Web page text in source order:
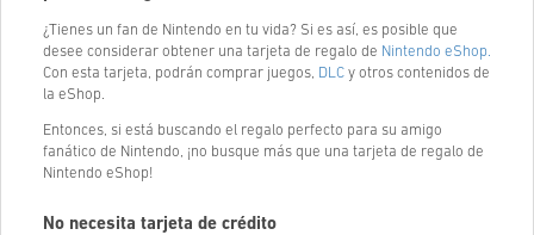
¿Tienes un fan de Nintendo en tu vida? Si es así, es posible que
desee considerar obtener una tarjeta de regalo de Nintendo eShop.
Con esta tarjeta, podrán comprar juegos, DLC y otros contenidos de
la eShop.
Entonces, si está buscando el regalo perfecto para su amigo
fanático de Nintendo, ¡no busque más que una tarjeta de regalo de
Nintendo eShop!
No necesita tarjeta de crédito